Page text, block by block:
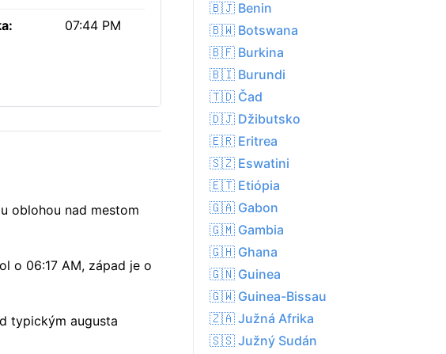
07:44 PM
oblohou nad mestom
o 06:17 AM, západ je o
typickým augusta
🇧🇯 Benin
🇧🇼 Botswana
🇧🇫 Burkina
🇧🇮 Burundi
🇹🇩 Čad
🇩🇯 Džibutsko
🇪🇷 Eritrea
🇸🇿 Eswatini
🇪🇹 Etiópia
🇬🇦 Gabon
🇬🇲 Gambia
🇬🇭 Ghana
🇬🇳 Guinea
🇬🇼 Guinea-Bissau
🇿🇦 Južná Afrika
🇸🇸 Južný Sudán